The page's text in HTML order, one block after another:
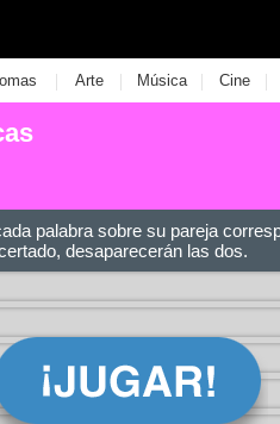
| Arte | Música | Cine |
palabra sobre su pareja
desaparecerán las dos.